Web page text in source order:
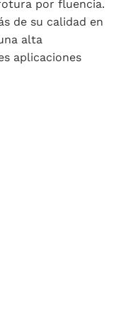
por fluencia.
de su calidad en
alta
aplicaciones